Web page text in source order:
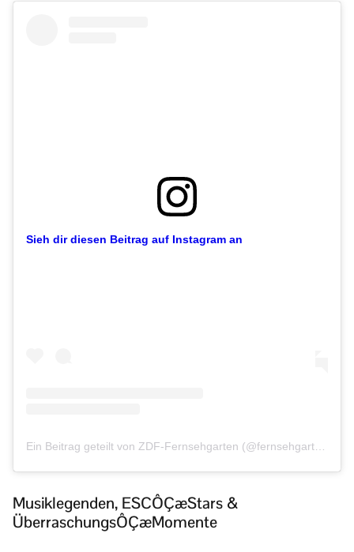
Sieh dir diesen Beitrag auf Instagram an
Ein Beitrag geteilt von ZDF-Fernsehgarten (@fernsehgarten)
Musiklegenden, ESCÔÇæStars &
ÜberraschungsÔÇæMomente